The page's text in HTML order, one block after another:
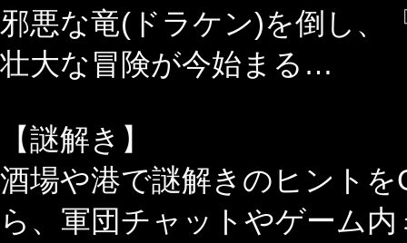
邪悪な竜(ドラケン)を倒し、
壮大な冒険が今始まる…
【謎解き】
酒場や港で謎解きのヒント
ら、軍団チャットやゲーム